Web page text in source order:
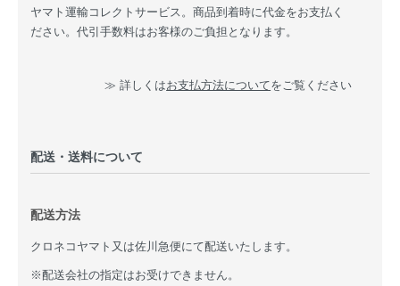
ヤマト運輸コレクトサービス。商品到着時に代金をお支払く
ださい。代引手数料はお客様のご負担となります。
≫ 詳しくはお支払方法についてをご覧ください
配送・送料について
配送方法
クロネコヤマト又は佐川急便にて配送いたします。
※配送会社の指定はお受けできません。